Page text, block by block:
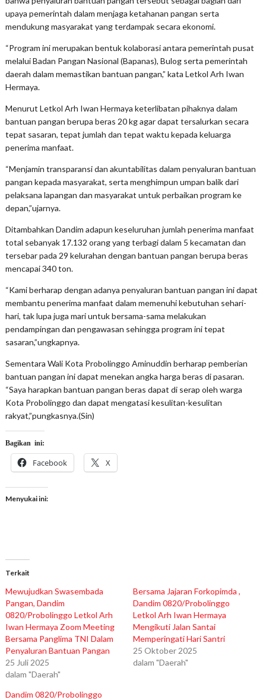
upaya pemerintah dalam menjaga ketahanan pangan serta
mendukung masyarakat yang terdampak secara ekonomi.
“Program ini merupakan bentuk kolaborasi antara pemerintah pusat
melalui Badan Pangan Nasional (Bapanas), Bulog serta pemerintah
daerah dalam memastikan bantuan pangan,” kata Letkol Arh Iwan
Hermaya.
Menurut Letkol Arh Iwan Hermaya keterlibatan pihaknya dalam
bantuan pangan berupa beras 20 kg agar dapat tersalurkan secara
tepat sasaran, tepat jumlah dan tepat waktu kepada keluarga
penerima manfaat.
“Menjamin transparansi dan akuntabilitas dalam penyaluran bantuan
pangan kepada masyarakat, serta menghimpun umpan balik dari
pelaksana lapangan dan masyarakat untuk perbaikan program ke
depan,”ujarnya.
Ditambahkan Dandim adapun keseluruhan jumlah penerima manfaat
total sebanyak 17.132 orang yang terbagi dalam 5 kecamatan dan
tersebar pada 29 kelurahan dengan bantuan pangan berupa beras
mencapai 340 ton.
“Kami berharap dengan adanya penyaluran bantuan pangan ini dapat
membantu penerima manfaat dalam memenuhi kebutuhan sehari-
hari, tak lupa juga mari untuk bersama-sama melakukan
pendampingan dan pengawasan sehingga program ini tepat
sasaran,”ungkapnya.
Sementara Wali Kota Probolinggo Aminuddin berharap pemberian
bantuan pangan ini dapat menekan angka harga beras di pasaran.
“Saya harapkan bantuan pangan beras dapat di serap oleh warga
Kota Probolinggo dan dapat mengatasi kesulitan-kesulitan
rakyat,”pungkasnya.(Sin)
Bagikan ini:
Facebook X
Menyukai ini:
Terkait
Mewujudkan Swasembada
Pangan, Dandim
0820/Probolinggo Letkol Arh
Iwan Hermaya Zoom Meeting
Bersama Panglima TNI Dalam
Penyaluran Bantuan Pangan
25 Juli 2025
dalam "Daerah"
Bersama Jajaran Forkopimda ,
Dandim 0820/Probolinggo
Letkol Arh Iwan Hermaya
Mengikuti Jalan Santai
Memperingati Hari Santri
25 Oktober 2025
dalam "Daerah"
Dandim 0820/Probolinggo